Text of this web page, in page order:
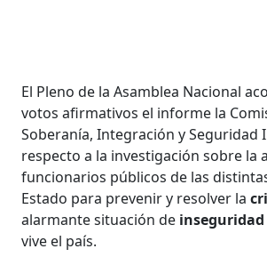
El Pleno de la Asamblea Nacional
votos afirmativos el informe la
Soberanía, Integración y Seguridad
respecto a la investigación sobre la
funcionarios públicos de las
Estado para prevenir y resolver la
alarmante situación de
vive el país.